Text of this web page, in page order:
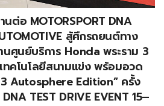
นต่อ MOTORSPORT DNA
สู้ศึกรถยนต์ทาง
นศูนย์บริการ Honda พระราม 3
คโนโลยีสนามแข่ง พร้อมอวด
Autosphere Edition” ครั้ง
TEST DRIVE EVENT 15–